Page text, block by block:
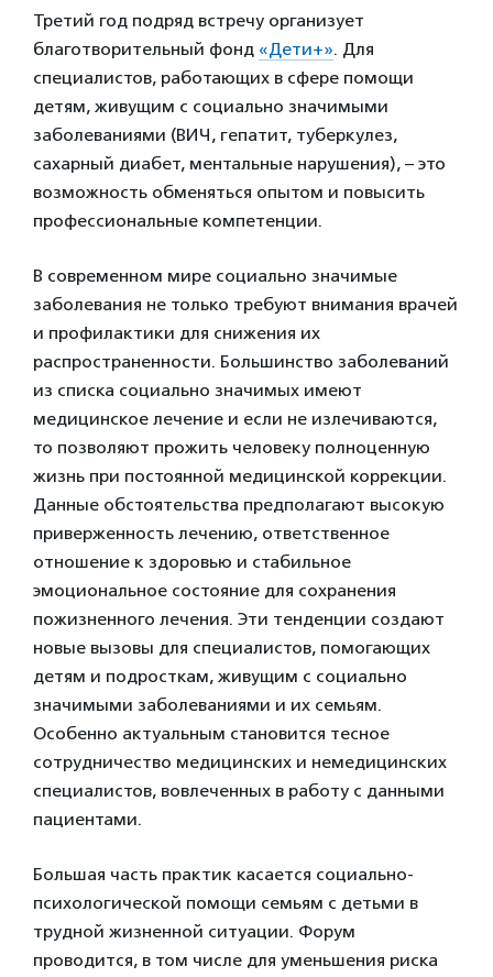
Третий год подряд встречу организует
благотворительный фонд «Дети+». Для
специалистов, работающих в сфере помощи
детям, живущим с социально значимыми
заболеваниями (ВИЧ, гепатит, туберкулез,
сахарный диабет, ментальные нарушения), – это
возможность обменяться опытом и повысить
профессиональные компетенции.
В современном мире социально значимые
заболевания не только требуют внимания врачей
и профилактики для снижения их
распространенности. Большинство заболеваний
из списка социально значимых имеют
медицинское лечение и если не излечиваются,
то позволяют прожить человеку полноценную
жизнь при постоянной медицинской коррекции.
Данные обстоятельства предполагают высокую
приверженность лечению, ответственное
отношение к здоровью и стабильное
эмоциональное состояние для сохранения
пожизненного лечения. Эти тенденции создают
новые вызовы для специалистов, помогающих
детям и подросткам, живущим с социально
значимыми заболеваниями и их семьям.
Особенно актуальным становится тесное
сотрудничество медицинских и немедицинских
специалистов, вовлеченных в работу с данными
пациентами.
Большая часть практик касается социально-
психологической помощи семьям с детьми в
трудной жизненной ситуации. Форум
проводится, в том числе для уменьшения риска